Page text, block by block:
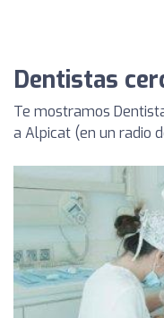
Dentistas
Te mostramos
a Alpicat (en un radio